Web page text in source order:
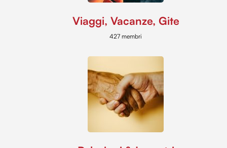
Viaggi, Vacanze, Gite
427 membri